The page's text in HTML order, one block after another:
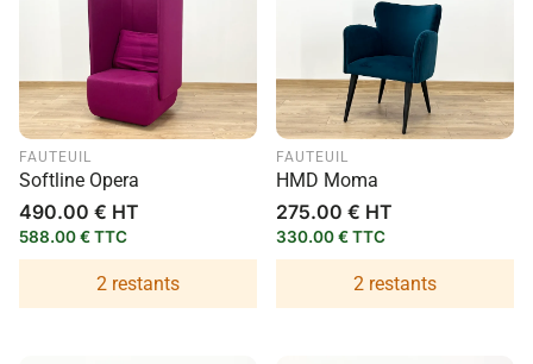
FAUTEUIL
Softline Opera
Prix
habituel
490.00 € HT
588.00 € TTC
2 restants
FAUTEUIL
HMD Moma
Prix
habituel
275.00 € HT
330.00 € TTC
2 restants